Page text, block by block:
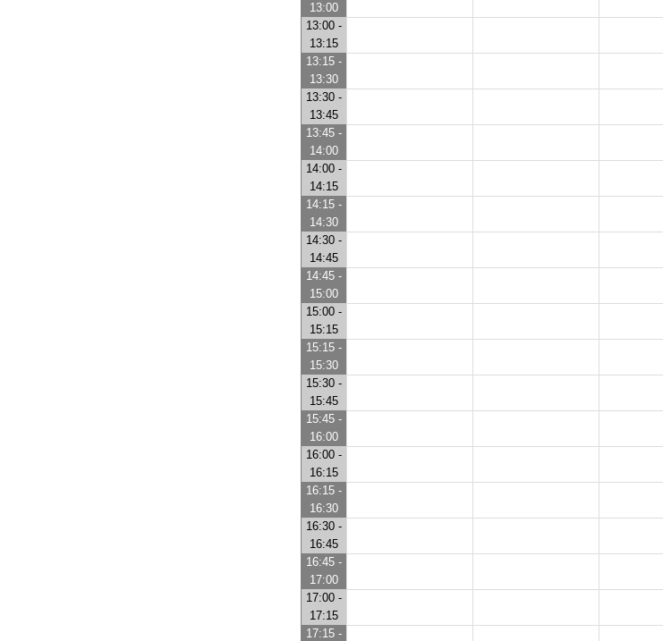
13:00
13:00 -
13:15
13:15 -
13:30
13:30 -
13:45
13:45 -
14:00
14:00 -
14:15
14:15 -
14:30
14:30 -
14:45
14:45 -
15:00
15:00 -
15:15
15:15 -
15:30
15:30 -
15:45
15:45 -
16:00
16:00 -
16:15
16:15 -
16:30
16:30 -
16:45
16:45 -
17:00
17:00 -
17:15
17:15 -